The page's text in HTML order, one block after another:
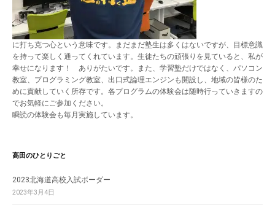
に打ち克つ心という意味です。まだまだ塾生は多くはないですが、目標意識
を持って楽しく通ってくれています。生徒たちの頑張りを見ていると、私が
幸せになります！ ありがたいです。また、学習塾だけではなく、パソコン
教室、プログラミング教室、出口式論理エンジンも開設し、地域の皆様のた
めに貢献していく所存です。各プログラムの体験会は随時行っていきますの
でお気軽にご参加ください。
瞬読の体験会も毎月実施しています。
高田のひとりごと
2023北海道高校入試ボーダー
2023年3月4日